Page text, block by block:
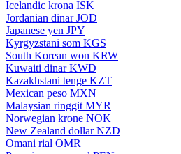
Icelandic krona ISK
Jordanian dinar JOD
Japanese yen JPY
Kyrgyzstani som KGS
South Korean won KRW
Kuwaiti dinar KWD
Kazakhstani tenge KZT
Mexican peso MXN
Malaysian ringgit MYR
Norwegian krone NOK
New Zealand dollar NZD
Omani rial OMR